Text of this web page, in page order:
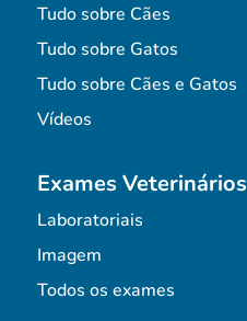
Tudo sobre Cães
Tudo sobre Gatos
Tudo sobre Cães e Gatos
Vídeos
Exames Veterinários
Laboratoriais
Imagem
Todos os exames